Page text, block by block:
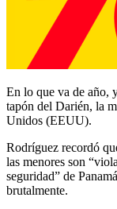
En lo que va de año,
tapón del Darién, la
Unidos (EEUU).
Rodríguez recordó
las menores son
seguridad” de
brutalmente.